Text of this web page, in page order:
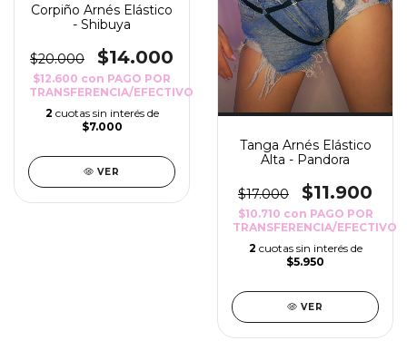
Corpiño Arnés Elástico
- Shibuya
$20.000 $14.000
$12.600 con PAGO POR
TRANSFERENCIA/EFECTIVO
2 cuotas sin interés de
$7.000
VER
Tanga Arnés Elástico
Alta - Pandora
$17.000 $11.900
$10.710 con PAGO POR
TRANSFERENCIA/EFECTIVO
2 cuotas sin interés de
$5.950
VER